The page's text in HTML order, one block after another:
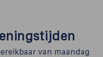
van maandag